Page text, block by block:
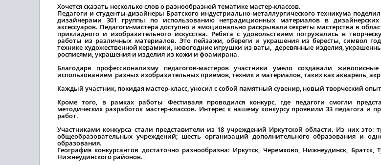
Хочется сказать несколько слов о разнообразной тематике мастер-классов.
Педагоги и студенты-дизайнеры Братского индустриально-металлургического техникума
дизайнерами 301 группы по использованию нетрадиционных материалов в дизайнерских
аксессуаров. Педагоги-мастера доступно и эмоционально раскрывали секреты мастерства в
прикладного и изобразительного искусства. Ребята с удовольствием погружались в
работы из различных материалов. Это пейзажи, обереги и украшения из бересты, символ
технике художественной керамики, новогодние игрушки из ваты, деревянные изделия,
росписями, украшения и изделия из кожи и фоамирана.
Благодаря профессионализму педагогов-мастеров участники умело создавали
использованием разных изобразительных приемов, техник и материалов, таких как акварель,
Каждый участник, покидая мастер-класс, уносил с собой памятный сувенир, новый творческий
Кроме того, в рамках работы Фестиваля проводился конкурс, где педагоги смогли
методических разработок мастер-классов. Интерес к нашему конкурсу проявили 33 педагога и
работ.
Участниками конкурса стали представители из 18 учреждений Иркутской области. Из них это:
общеобразовательных учреждений; шесть организаций дополнительного образования и
образования.
География конкурсантов достаточно разнообразна: Иркутск, Черемхово, Нижнеудинск, Братск,
Нижнеудинского районов.